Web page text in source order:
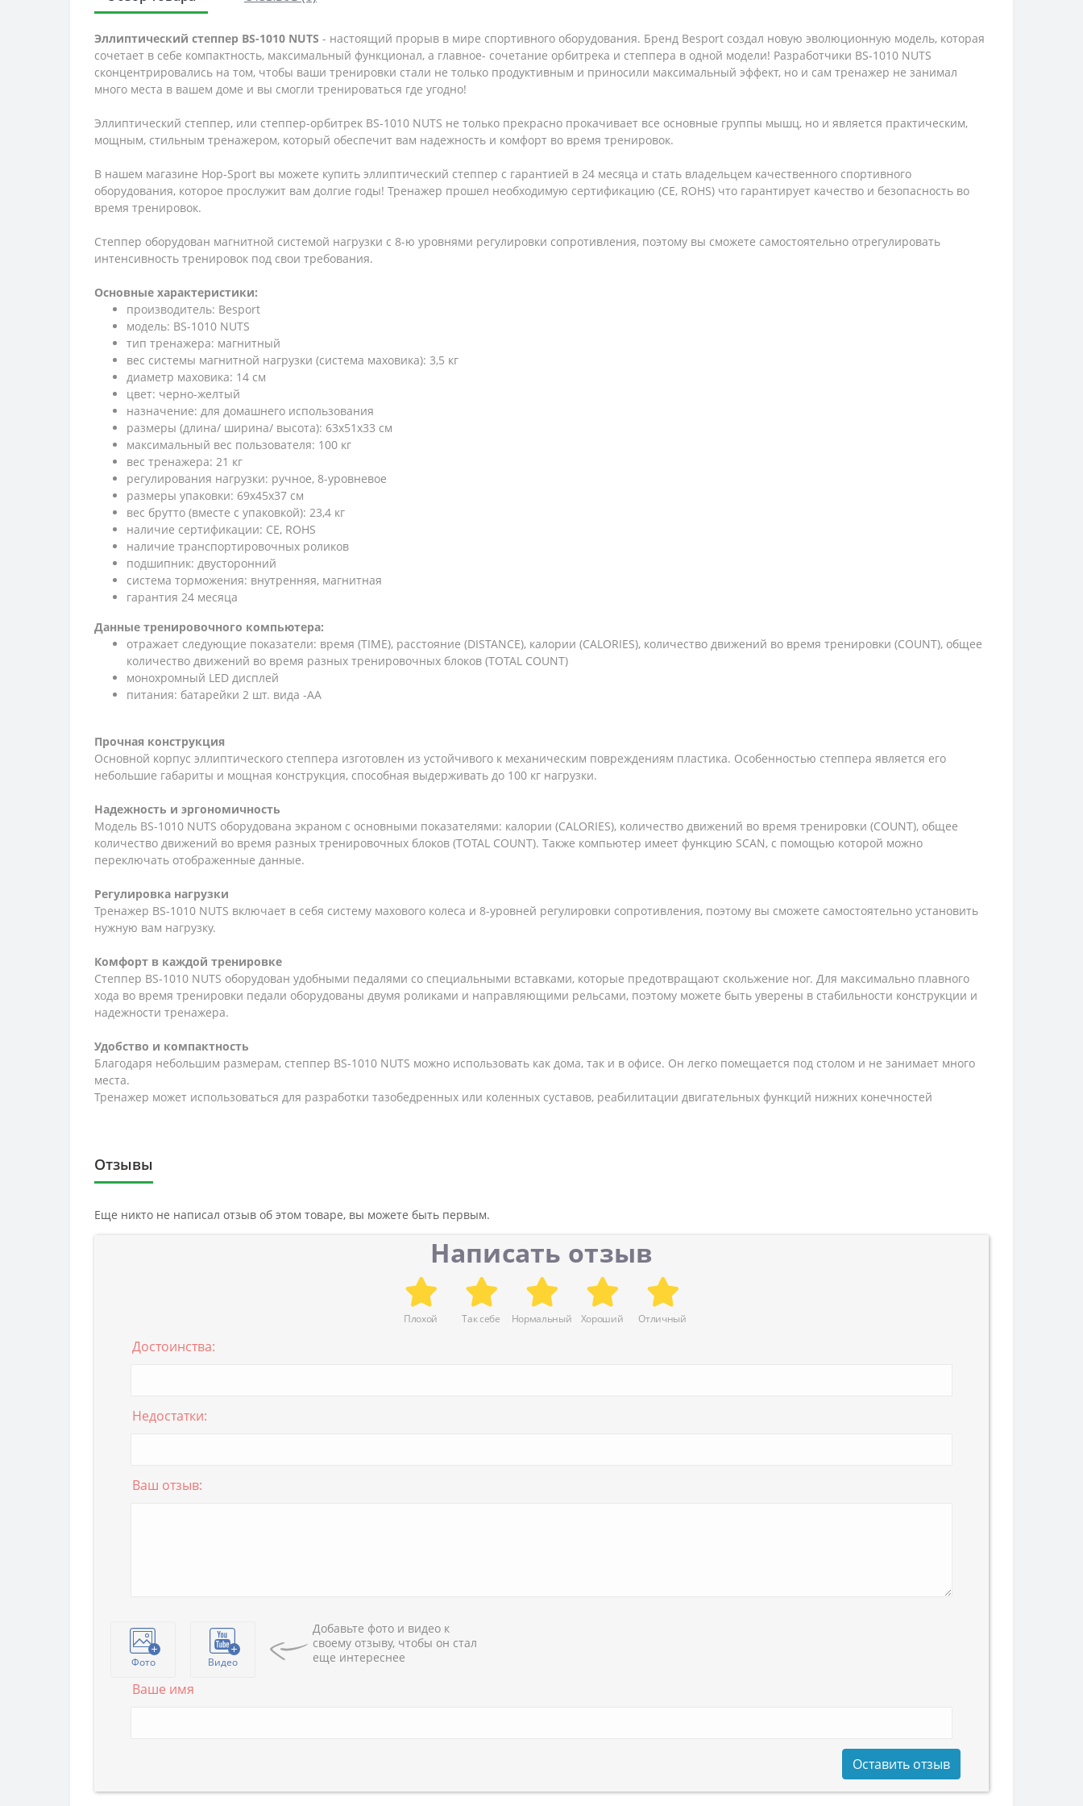
Эллиптический степпер BS-1010 NUTS - настоящий прорыв в мире спортивного оборудования. Бренд Besport создал новую эволюционную модель, которая
сочетает в себе компактность, максимальный функционал, а главное- сочетание орбитрека и степпера в одной модели! Разработчики BS-1010 NUTS
сконцентрировались на том, чтобы ваши тренировки стали не только продуктивным и приносили максимальный эффект, но и сам тренажер не занимал
много места в вашем доме и вы смогли тренироваться где угодно!
Эллиптический степпер, или степпер-орбитрек BS-1010 NUTS не только прекрасно прокачивает все основные группы мышц, но и является практическим,
мощным, стильным тренажером, который обеспечит вам надежность и комфорт во время тренировок.
В нашем магазине Hop-Sport вы можете купить эллиптический степпер с гарантией в 24 месяца и стать владельцем качественного спортивного
оборудования, которое прослужит вам долгие годы! Тренажер прошел необходимую сертификацию (CE, ROHS) что гарантирует качество и безопасность во
время тренировок.
Степпер оборудован магнитной системой нагрузки с 8-ю уровнями регулировки сопротивления, поэтому вы сможете самостоятельно отрегулировать
интенсивность тренировок под свои требования.
Основные характеристики:
производитель: Besport
модель: BS-1010 NUTS
тип тренажера: магнитный
вес системы магнитной нагрузки (система маховика): 3,5 кг
диаметр маховика: 14 см
цвет: черно-желтый
назначение: для домашнего использования
размеры (длина/ ширина/ высота): 63х51х33 см
максимальный вес пользователя: 100 кг
вес тренажера: 21 кг
регулирования нагрузки: ручное, 8-уровневое
размеры упаковки: 69x45x37 см
вес брутто (вместе с упаковкой): 23,4 кг
наличие сертификации: CE, ROHS
наличие транспортировочных роликов
подшипник: двусторонний
система торможения: внутренняя, магнитная
гарантия 24 месяца
Данные тренировочного компьютера:
отражает следующие показатели: время (TIME), расстояние (DISTANCE), калории (CALORIES), количество движений во время тренировки (COUNT), общее
количество движений во время разных тренировочных блоков (TOTAL COUNT)
монохромный LED дисплей
питания: батарейки 2 шт. вида -AA
Прочная конструкция
Основной корпус эллиптического степпера изготовлен из устойчивого к механическим повреждениям пластика. Особенностью степпера является его
небольшие габариты и мощная конструкция, способная выдерживать до 100 кг нагрузки.
Надежность и эргономичность
Модель BS-1010 NUTS оборудована экраном с основными показателями: калории (CALORIES), количество движений во время тренировки (COUNT), общее
количество движений во время разных тренировочных блоков (TOTAL COUNT). Также компьютер имеет функцию SCAN, с помощью которой можно
переключать отображенные данные.
Регулировка нагрузки
Тренажер BS-1010 NUTS включает в себя систему махового колеса и 8-уровней регулировки сопротивления, поэтому вы сможете самостоятельно установить
нужную вам нагрузку.
Комфорт в каждой тренировке
Степпер BS-1010 NUTS оборудован удобными педалями со специальными вставками, которые предотвращают скольжение ног. Для максимально плавного
хода во время тренировки педали оборудованы двумя роликами и направляющими рельсами, поэтому можете быть уверены в стабильности конструкции и
надежности тренажера.
Удобство и компактность
Благодаря небольшим размерам, степпер BS-1010 NUTS можно использовать как дома, так и в офисе. Он легко помещается под столом и не занимает много
места.
Тренажер может использоваться для разработки тазобедренных или коленных суставов, реабилитации двигательных функций нижних конечностей
Отзывы
Еще никто не написал отзыв об этом товаре, вы можете быть первым.
Написать отзыв
Плохой Так себе Нормальный Хороший Отличный
Достоинства:
Недостатки:
Ваш отзыв:
Фото Видео
Добавьте фото и видео к
своему отзыву, чтобы он стал
еще интереснее
Ваше имя
Оставить отзыв